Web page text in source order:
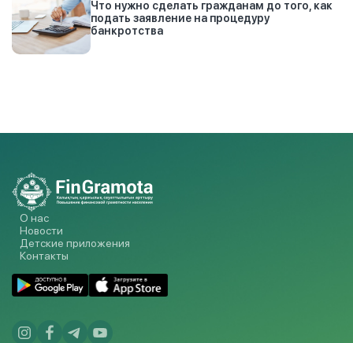
Что нужно сделать гражданам до того, как
подать заявление на процедуру
банкротства
О нас
Новости
Детские приложения
Контакты